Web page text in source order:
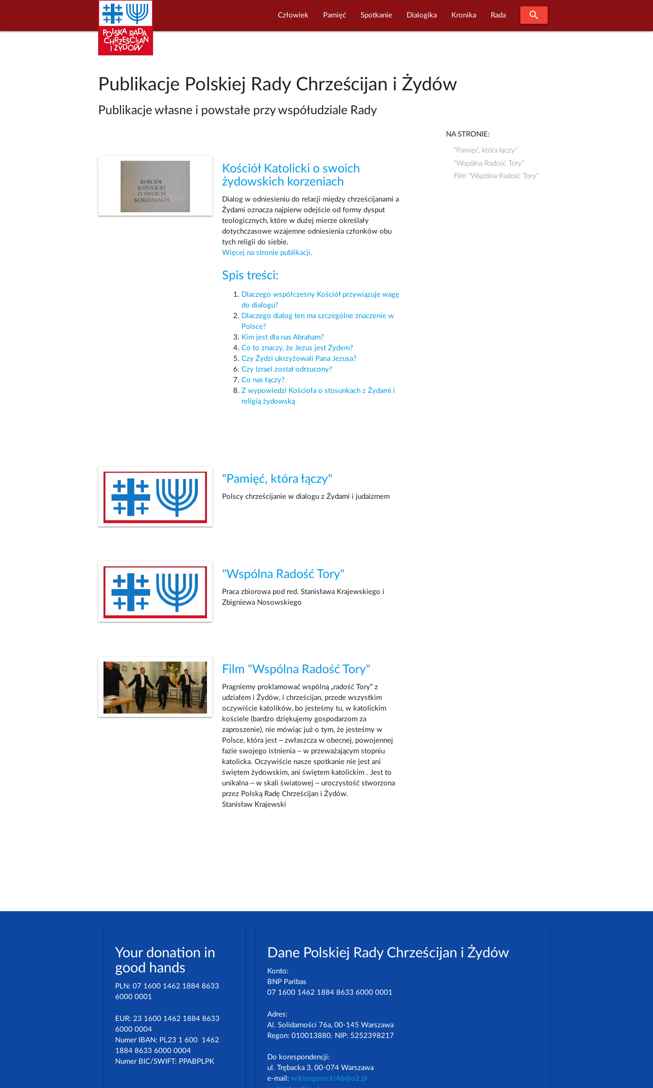
Człowiek Pamięć Spotkanie Dialogika Kronika Rada search
Publikacje Polskiej Rady Chrześcijan i Żydów
Publikacje własne i powstałe przy współudziale Rady
Kościół Katolicki o swoich
żydowskich korzeniach
Dialog w odniesieniu do relacji między chrześcijanami a
Żydami oznacza najpierw odejście od formy dysput
teologicznych, które w dużej mierze określały
dotychczasowe wzajemne odniesienia członków obu
tych religii do siebie.
Więcej na stronie publikacji.
Spis treści:
Dlaczego współczesny Kościół przywiązuje wagę
do dialogu?
Dlaczego dialog ten ma szczególne znaczenie w
Polsce?
Kim jest dla nas Abraham?
Co to znaczy, że Jezus jest Żydem?
Czy Żydzi ukrzyżowali Pana Jezusa?
Czy Izrael został odrzucony?
Co nas łączy?
Z wypowiedzi Kościoła o stosunkach z Żydami i
religią żydowską
"Pamięć, która łączy"
Polscy chrześcijanie w dialogu z Żydami i judaizmem
"Wspólna Radość Tory"
Praca zbiorowa pod red. Stanisława Krajewskiego i
Zbigniewa Nosowskiego
Film "Wspólna Radość Tory"
Pragniemy proklamować wspólną „radość Tory” z
udziałem i Żydów, i chrześcijan, przede wszystkim
oczywiście katolików, bo jesteśmy tu, w katolickim
kościele (bardzo dziękujemy gospodarzom za
zaproszenie), nie mówiąc już o tym, że jesteśmy w
Polsce, która jest – zwłaszcza w obecnej, powojennej
fazie swojego istnienia – w przeważającym stopniu
katolicka. Oczywiście nasze spotkanie nie jest ani
świętem żydowskim, ani świętem katolickim . Jest to
unikalna – w skali światowej – uroczystość stworzona
przez Polską Radę Chrześcijan i Żydów.
Stanisław Krajewski
NA STRONIE:
"Pamięć, która łączy"
"Wspólna Radość Tory"
Film "Wspólna Radość Tory"
Dane Polskiej Rady Chrześcijan i Żydów
Konto:
BNP Paribas
07 1600 1462 1884 8633 6000 0001
Adres:
Al. Solidarności 76a, 00-145 Warszawa
Regon: 010013880. NIP: 5252398217
Do korespondencji:
ul. Trębacka 3, 00-074 Warszawa
e-mail:wiktorgorecki46@o2.pl
Your donation in
good hands
PLN: 07 1600 1462 1884 8633
6000 0001
EUR: 23 1600 1462 1884 8633
6000 0004
Numer IBAN: PL23 1 600 1462
1884 8633 6000 0004
Numer BIC/SWIFT: PPABPLPK